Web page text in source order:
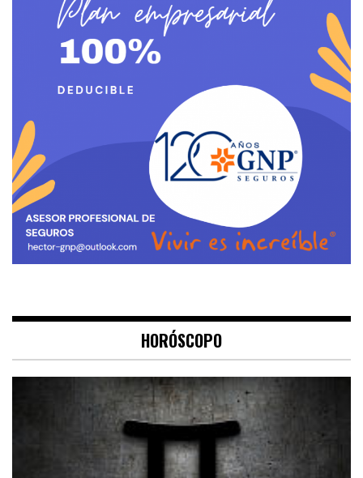
HORÓSCOPO